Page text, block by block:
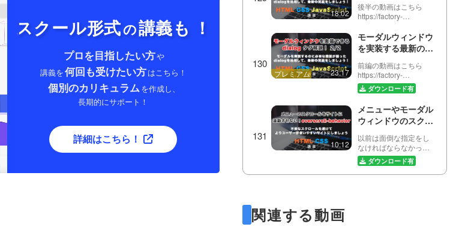
スクール形式の講義も ！
プロを目指したい方や
講義を何回も受けたい方はこちら！
個別のカリキュラム を作成し、
長期的にサポート！
詳細はこちら！
18:02
イアログ）タグ」を
活用した実装！全２
回 前編
後半の動画はこちら
https://factory-
mv.com/video/viThCBnja9U/
この動画チュートリア
ルでは、新しいダイア
ログタグの使い方に焦
点を当て、初心…
23:17
モーダルウィンドウ
を実装する最新のタ
グ、「dialog（ダ
イアログ）タグ」を
活用した実装！全２
回 後編
前編の動画はこちら
https://factory-
programming-
mv.com/video//前回の
動画に続き、モーダル
画面を作成していま
す。モバイルウィンド
ョンに焦点を…
ダウンロード有
10:12
メニューやモーダル
ウィンドウのスクロ
ールをサイトに連動
させない！
overscroll-
behaviorについて
解説
以前は面倒な指定をし
なければならなかっ
た、モーダルウィンド
ウやハンバーガーメニ
ューのスクロールをサ
ダウンロード有
15:18
関連する動画